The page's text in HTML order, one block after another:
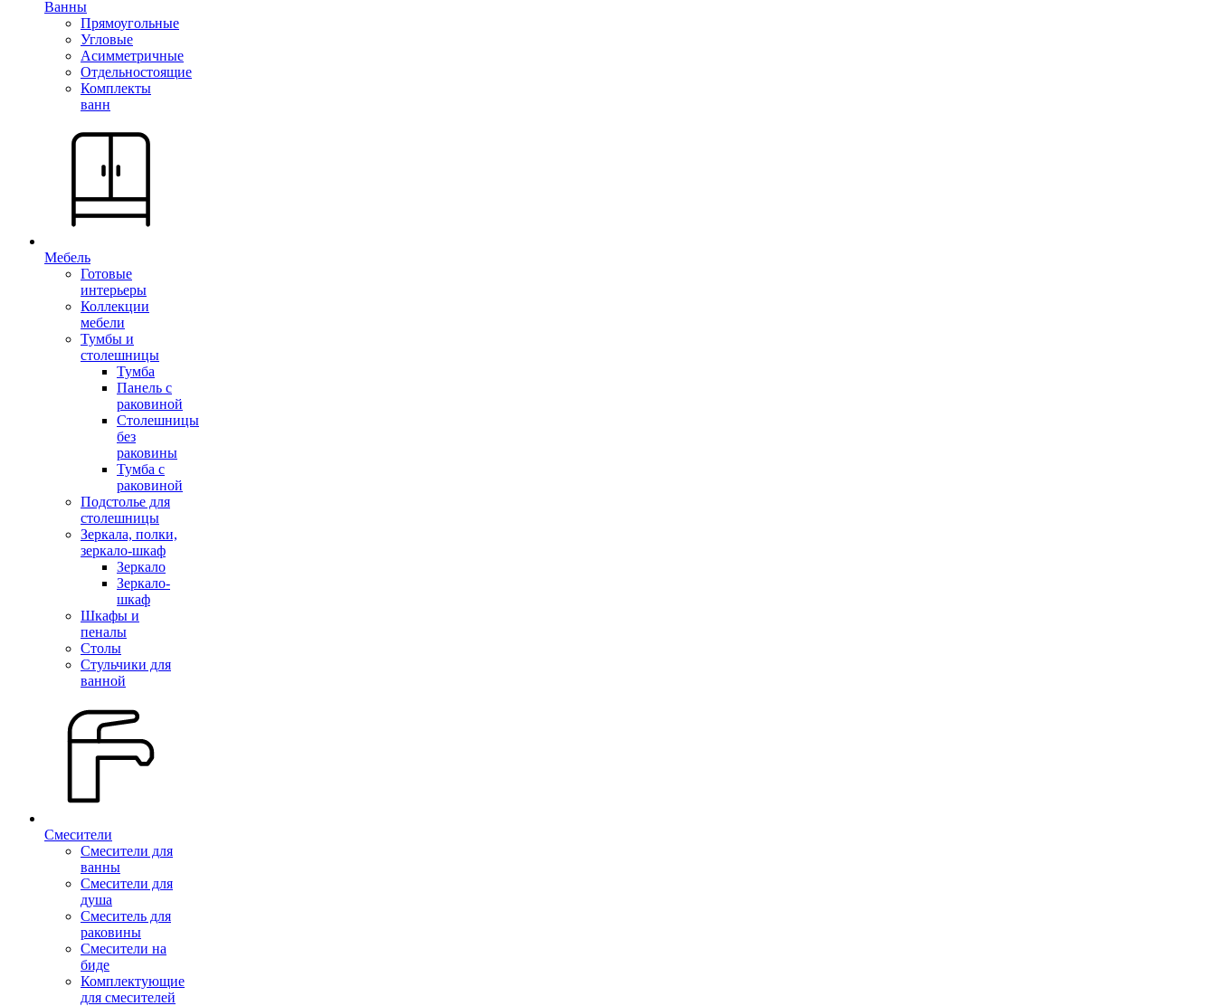
Ванны
Прямоугольные
Угловые
Асимметричные
Отдельностоящие
Комплекты
ванн
Мебель
Готовые
интерьеры
Коллекции
мебели
Тумбы и
столешницы
Тумба
Панель с
раковиной
Столешницы
без
раковины
Тумба с
раковиной
Подстолье для
столешницы
Зеркала, полки,
зеркало-шкаф
Зеркало
Зеркало-
шкаф
Шкафы и
пеналы
Столы
Стульчики для
ванной
Смесители
Смесители для
ванны
Смесители для
душа
Смеситель для
раковины
Смесители на
биде
Комплектующие
для смесителей